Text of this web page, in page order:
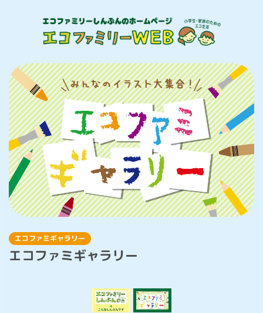
エコファミギャラリー
エコファミギャラリー